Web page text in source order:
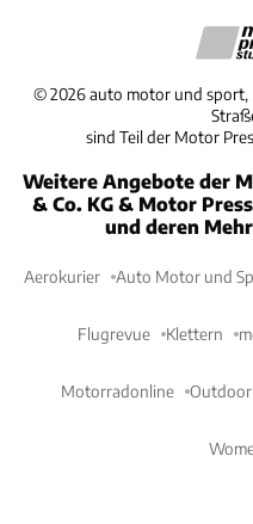
©2026 auto motor und sport,
sind Teil der Motor
Weitere Angebote der
& Co. KG & Motor
und deren
Aerokurier Auto Motor und
Flugrevue Klettern
Motorradonline Outdoor